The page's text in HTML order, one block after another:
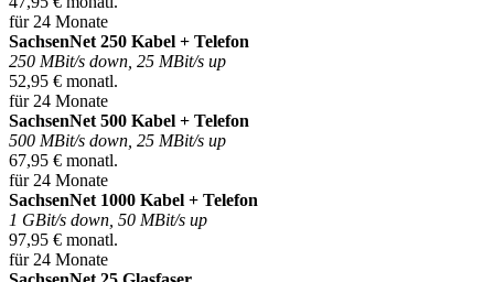
für 24 Monate
SachsenNet 250 Kabel + Telefon
250 MBit/s down, 25 MBit/s up
52,95 € monatl.
für 24 Monate
SachsenNet 500 Kabel + Telefon
500 MBit/s down, 25 MBit/s up
67,95 € monatl.
für 24 Monate
SachsenNet 1000 Kabel + Telefon
1 GBit/s down, 50 MBit/s up
97,95 € monatl.
für 24 Monate